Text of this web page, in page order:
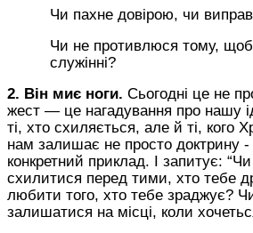
Чи пахне довірою, чи
Чи не противлюся тому,
служінні?
2. Він миє ноги. Сьогодні це не
жест — це нагадування про нашу
ті, хто схиляється, але й ті, кого
нам залишає не просто доктрину -
конкретний приклад. І запитує:
схилитися перед тими, хто тебе
любити того, хто тебе зраджує?
залишатися на місці, коли